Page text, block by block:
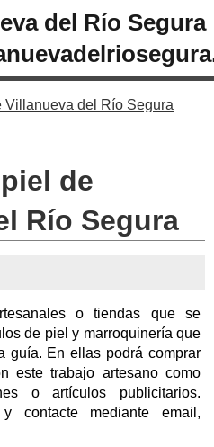
del Río Segura
Villanueva del Río Segura
de
Río Segura
o tiendas que se
de piel y marroquinería que
guía. En ellas podrá comprar
este trabajo artesano como
o artículos publicitarios.
contacte mediante email,